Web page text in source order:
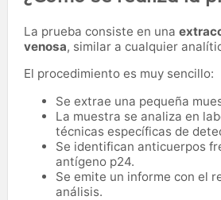
La prueba consiste en una
venosa, similar a cualquier
El procedimiento es muy sencillo:
Se extrae una pequeña
La muestra se analiza en
técnicas específicas de
Se identifican anticuerpos
antígeno p24.
Se emite un informe con el
análisis.